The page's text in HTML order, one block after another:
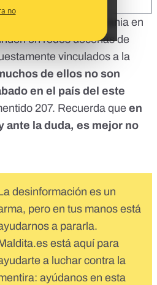
no
ataque de Rusia a Ucraniaen
en redes decenas de
vinculados a la
de ellos no son
en el país del este
207. Recuerda que en
ante la duda, es mejor no
desinformación es un
pero en tus manos está
a pararla.
está aquí para
a luchar contra la
ayúdanos en esta